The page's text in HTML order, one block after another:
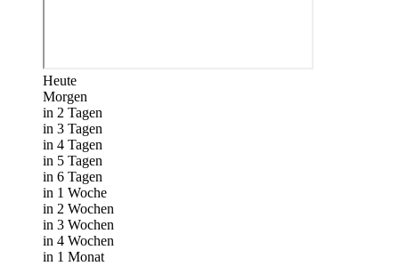
Heute
Morgen
in 2 Tagen
in 3 Tagen
in 4 Tagen
in 5 Tagen
in 6 Tagen
in 1 Woche
in 2 Wochen
in 3 Wochen
in 4 Wochen
in 1 Monat